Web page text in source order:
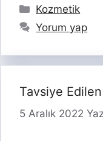
Kategoriler
Kozmetik
Yorum yap
Tavsiye
5 Aralık 2022